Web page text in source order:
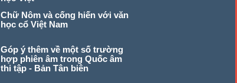
Chữ Nôm và cống hiến với văn
học cổ Việt Nam
Góp ý thêm về một số trường
hợp phiên âm trong Quốc âm
thi tập - Bản Tân biên